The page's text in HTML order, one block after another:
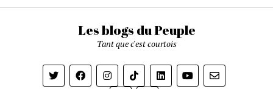
Les blogs du Peuple
Tant que c'est courtois